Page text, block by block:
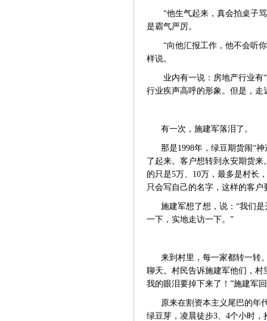
“他生气起来，真会拍桌子
是霸气严厉。
“向他汇报工作，他不会听
样说。
业内有一说：房地产行业有
行业疾声高呼的形象。但是，
有一次，施建军落泪了。
那是1998年，绿豆期货闹“
了起来。客户想转到永安期货
的只是5万、10万，最多是村长
只会写自己的名字，这样的客户
施建军想了想，说： “我们
一下，实地走访一下。”
来到村里，每一家都转一转
聊天。村民告诉施建军他们，
我的眼泪要掉下来了！”施建军
原来在割资本主义尾巴的年
绿豆芽，凌晨徒步3、4个小时，